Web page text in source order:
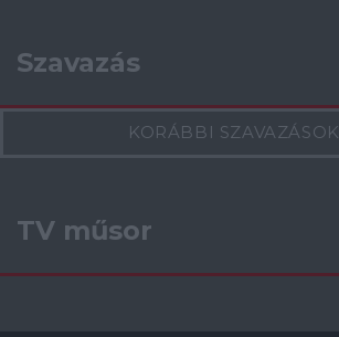
Szavazás
KORÁBBI SZAVAZÁSOK
TV műsor